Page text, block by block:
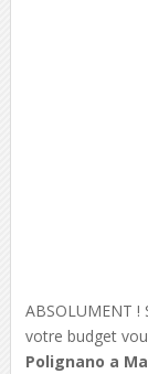
ABSOLUMENT
votre budget
Polignano a